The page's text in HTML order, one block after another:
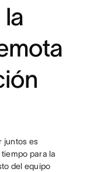
juntos es
para la
del equipo